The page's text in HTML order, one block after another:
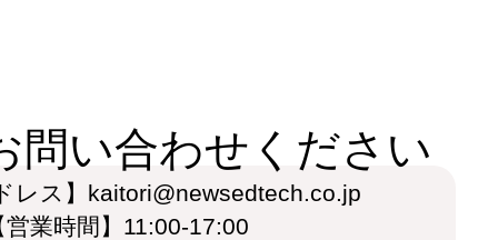
問い合わせください
レス】kaitori@newsedtech.co.jp
営業時間】11:00-17:00